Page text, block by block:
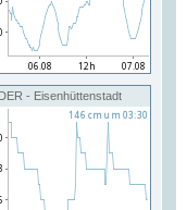
- Eisenhüttenstadt